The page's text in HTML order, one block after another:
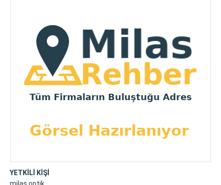
YETKİLİ KİŞİ